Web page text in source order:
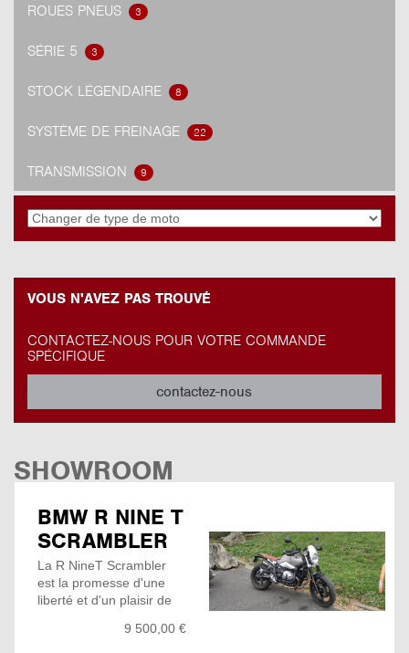
ROUES PNEUS 3
SÉRIE 5 3
STOCK LÉGENDAIRE 8
SYSTÈME DE FREINAGE 22
TRANSMISSION 9
VOUS N'AVEZ PAS TROUVÉ
CONTACTEZ-NOUS POUR VOTRE COMMANDE
SPÉCIFIQUE
contactez-nous
SHOWROOM
BMW R NINE T
SCRAMBLER
La R NineT Scrambler
est la promesse d'une
liberté et d'un plaisir de
tranquillité de balade9 500,00 €